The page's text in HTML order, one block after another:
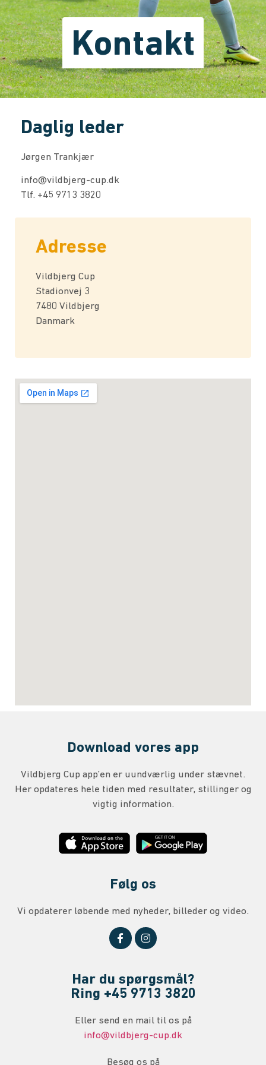
Kontakt
Daglig leder
Jørgen Trankjær
info@vildbjerg-cup.dk
Tlf. +45 9713 3820
Adresse
Vildbjerg Cup
Stadionvej 3
7480 Vildbjerg
Danmark
Download vores app
Vildbjerg Cup app’en er uundværlig under stævnet.
Her opdateres hele tiden med resultater, stillinger og
vigtig information.
Følg os
Vi opdaterer løbende med nyheder, billeder og video.
Har du spørgsmål?
Ring +45 9713 3820
Eller send en mail til os på
info@vildbjerg-cup.dk
Besøg os på